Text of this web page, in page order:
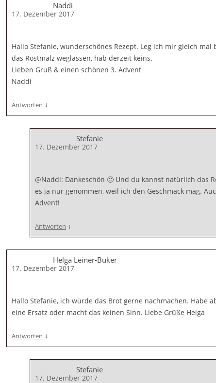
Naddi
17. Dezember 2017
Hallo Stefanie, wunderschönes Rezept. Leg ich mir gleich mal
das Röstmalz weglassen, hab derzeit keins.
Lieben Gruß & einen schönen 3. Advent
Naddi
Antworten ↓
Stefanie
17. Dezember 2017
@Naddi: Dankeschön 🙂 Und du kannst natürlich das
es ja nur genommen, weil ich den Geschmack mag.
Advent!
Antworten ↓
Helga Leiner-Büker
17. Dezember 2017
Hallo Stefanie, ich würde das Brot gerne nachmachen. Habe
eine Ersatz oder macht das keinen Sinn. Liebe Grüße Helga
Antworten ↓
Stefanie
17. Dezember 2017